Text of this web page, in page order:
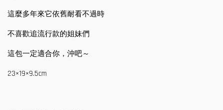
這麼多年來它依舊耐看不過時
不喜歡追流行款的姐妹們
這包一定適合你，沖吧～
23×19×9.5cm